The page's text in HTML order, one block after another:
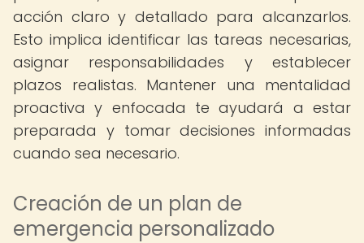
acción claro y detallado para alcanzarlos.
Esto implica identificar las tareas necesarias,
asignar responsabilidades y establecer
plazos realistas. Mantener una mentalidad
proactiva y enfocada te ayudará a estar
preparada y tomar decisiones informadas
cuando sea necesario.
Creación de un plan de
emergencia personalizado